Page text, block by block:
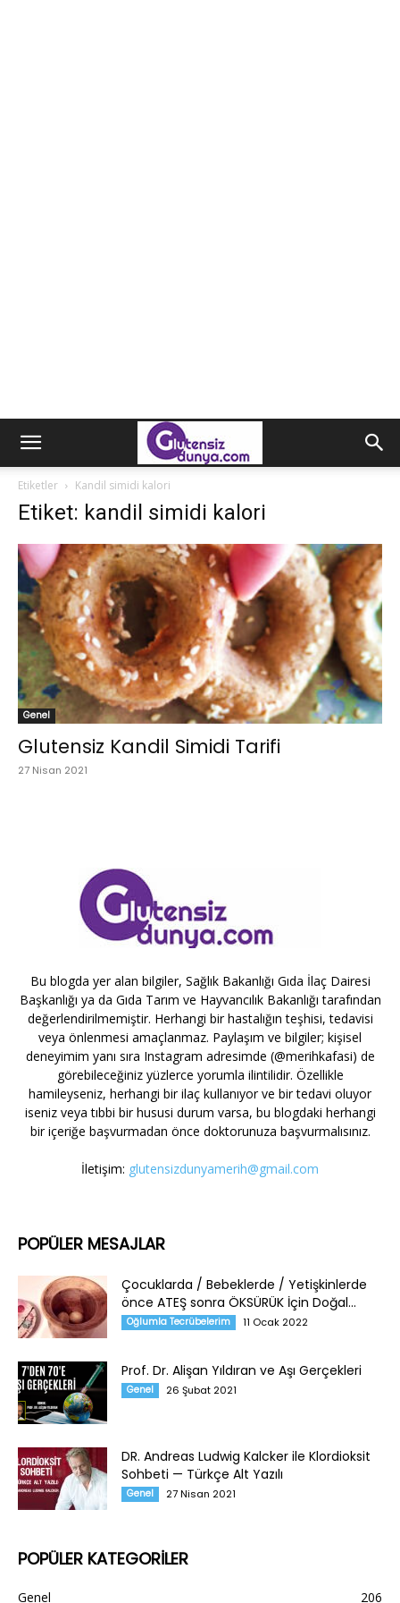
Etiketler Kandil simidi kalori
Etiket: kandil simidi kalori
Genel
Glutensiz Kandil Simidi Tarifi
27 Nisan 2021
Bu blogda yer alan bilgiler, Sağlık Bakanlığı Gıda İlaç Dairesi
Başkanlığı ya da Gıda Tarım ve Hayvancılık Bakanlığı tarafından
değerlendirilmemiştir. Herhangi bir hastalığın teşhisi, tedavisi
veya önlenmesi amaçlanmaz. Paylaşım ve bilgiler; kişisel
deneyimim yanı sıra Instagram adresimde (@merihkafasi) de
görebileceğiniz yüzlerce yorumla ilintilidir. Özellikle
hamileyseniz, herhangi bir ilaç kullanıyor ve bir tedavi oluyor
iseniz veya tıbbi bir hususi durum varsa, bu blogdaki herhangi
bir içeriğe başvurmadan önce doktorunuza başvurmalısınız.
İletişim: glutensizdunyamerih@gmail.com
POPÜLER MESAJLAR
Çocuklarda / Bebeklerde / Yetişkinlerde
önce ATEŞ sonra ÖKSÜRÜK İçin Doğal...
Oğlumla Tecrübelerim 11 Ocak 2022
Prof. Dr. Alişan Yıldıran ve Aşı Gerçekleri
Genel 26 Şubat 2021
DR. Andreas Ludwig Kalcker ile Klordioksit
Sohbeti — Türkçe Alt Yazılı
Genel 27 Nisan 2021
POPÜLER KATEGORİLER
Genel 206